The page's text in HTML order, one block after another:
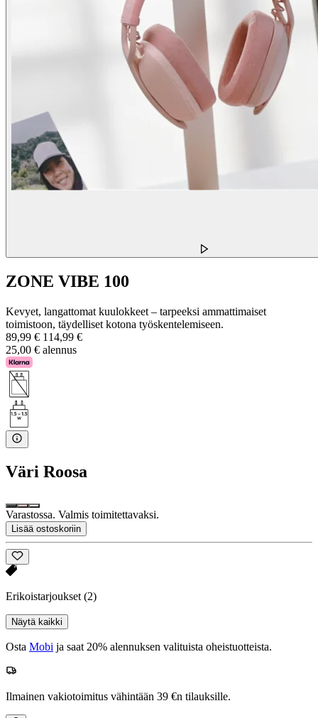
ZONE VIBE 100
Kevyet, langattomat kuulokkeet – tarpeeksi ammattimaiset
toimistoon, täydelliset kotona työskentelemiseen.
89,99 € 114,99 €
25,00 € alennus
Väri Roosa
Varastossa. Valmis toimitettavaksi.
Lisää ostoskoriin
Erikoistarjoukset (2)
Näytä kaikki
Osta Mobi ja saat 20% alennuksen valituista oheistuotteista.
Ilmainen vakiotoimitus vähintään 39 €n tilauksille.